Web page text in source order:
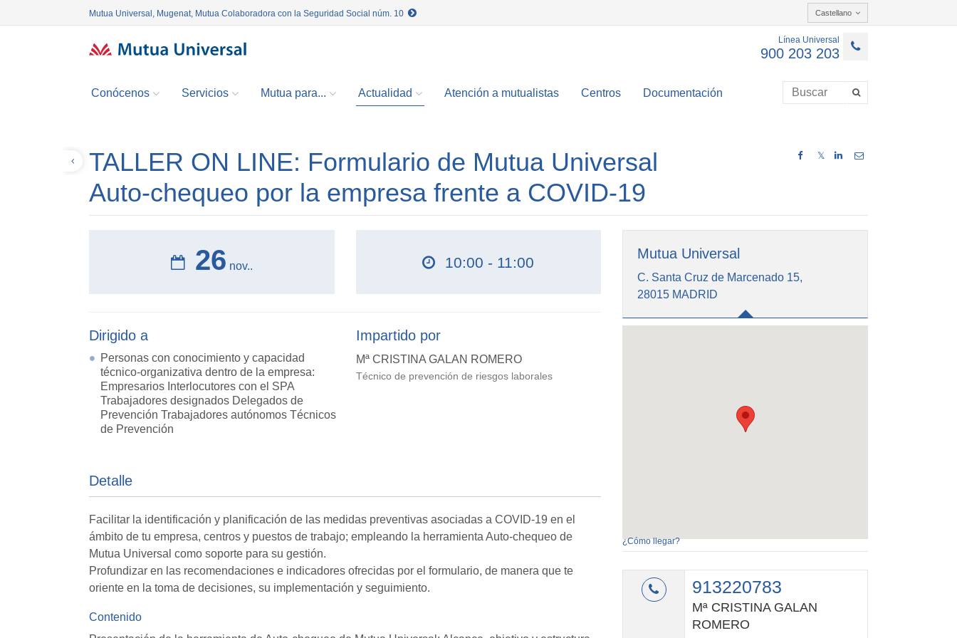
Mutua Universal, Mugenat, Mutua Colaboradora con la Seguridad Social núm. 10 Castellano
Línea Universal
900 203 203
Conócenos Servicios Mutua para... Actualidad Atención a mutualistas Centros Documentación
𝕏
TALLER ON LINE: Formulario de Mutua Universal
Auto-chequeo por la empresa frente a COVID-19
26 nov.. 10:00 - 11:00
Dirigido a
Personas con conocimiento y capacidad
técnico-organizativa dentro de la empresa:
Empresarios Interlocutores con el SPA
Trabajadores designados Delegados de
Prevención Trabajadores autónomos Técnicos
de Prevención
Impartido por
Mª CRISTINA GALAN ROMERO
Técnico de prevención de riesgos laborales
Detalle
Facilitar la identificación y planificación de las medidas preventivas asociadas a COVID-19 en el
ámbito de tu empresa, centros y puestos de trabajo; empleando la herramienta Auto-chequeo de
Mutua Universal como soporte para su gestión.
Profundizar en las recomendaciones e indicadores ofrecidas por el formulario, de manera que te
oriente en la toma de decisiones, su implementación y seguimiento.
Contenido
Mutua Universal
C. Santa Cruz de Marcenado 15,
28015 MADRID
¿Cómo llegar?
913220783
Mª CRISTINA GALAN
ROMERO